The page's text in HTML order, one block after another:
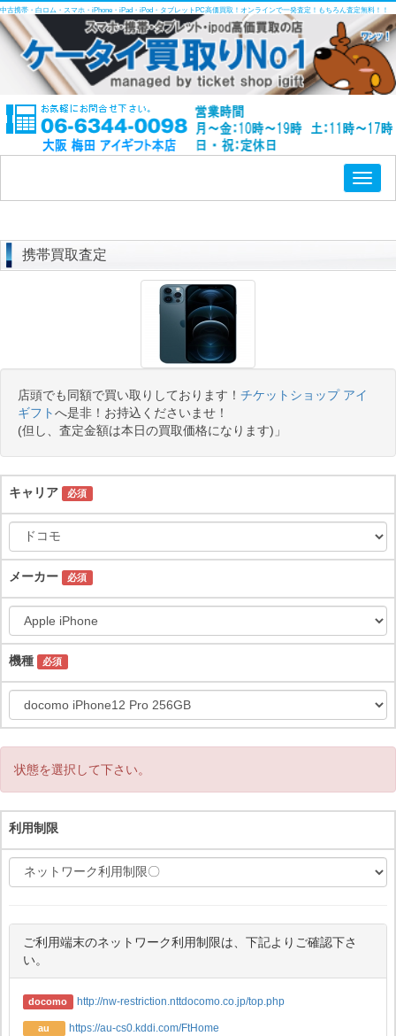
中古携帯・白ロム・スマホ・iPhone・iPad・iPod・タブレットPC高価買取！オンラインで一発査定！もちろん査定無料！！
携帯買取査定
店頭でも同額で買い取りしております！ チケットショップ アイ
ギフトへ是非！お持込くださいませ！
(但し、査定金額は本日の買取価格になります)」
キャリア 必須
メーカー 必須
機種 必須
状態を選択して下さい。
利用制限
ご利用端末のネットワーク利用制限は、下記よりご確認下さ
い。
docomo http://nw-restriction.nttdocomo.co.jp/top.php
au https://au-cs0.kddi.com/FtHome